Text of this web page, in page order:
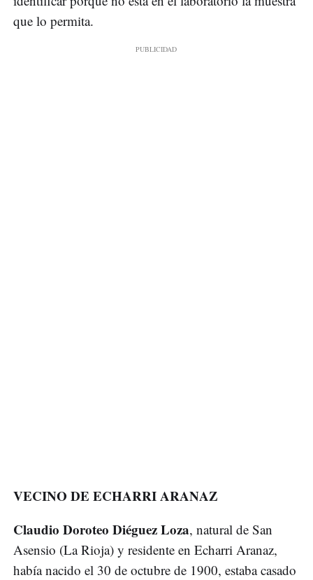
que lo permita.
VECINO DE ECHARRI ARANAZ
Claudio Doroteo Diéguez Loza, natural de San
Asensio (La Rioja) y residente en Echarri Aranaz,
había nacido el 30 de octubre de 1900, estaba casado